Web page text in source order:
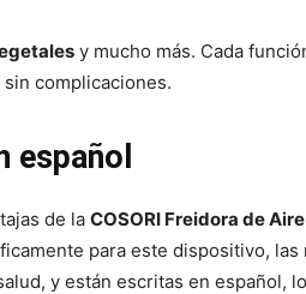
y mucho más. Cada
complicaciones.
español
de la COSORI Freidora de Aire
para este dispositivo,
y están escritas en español,